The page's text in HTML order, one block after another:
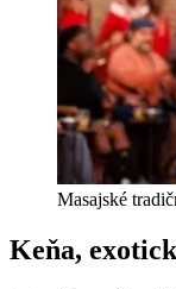
Masajské
Keňa,